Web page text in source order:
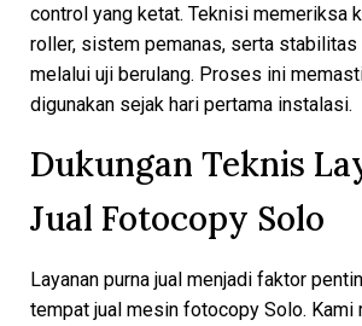
control yang ketat. Teknisi memeriksa
roller, sistem pemanas, serta
melalui uji berulang. Proses ini
digunakan sejak hari pertama instalasi.
Dukungan Teknis
Jual Fotocopy Solo
Layanan purna jual menjadi faktor
tempat jual mesin fotocopy Solo. Kami